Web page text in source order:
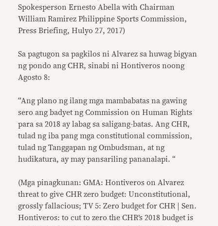
Spokesperson Ernesto Abella with Chairman
William Ramirez Philippine Sports Commission,
Press Briefing, Hulyo 27, 2017)
Sa pagtugon sa pagkilos ni Alvarez sa huwag bigyan
ng pondo ang CHR, sinabi ni Hontiveros noong
Agosto 8:
“Ang plano ng ilang mga mambabatas na gawing
sero ang badyet ng Commission on Human Rights
para sa 2018 ay labag sa saligang-batas. Ang CHR,
tulad ng iba pang mga constitutional commission,
tulad ng Tanggapan ng Ombudsman, at ng
hudikatura, ay may pansariling pananalapi. “
(Mga pinagkunan: GMA: Hontiveros on Alvarez
threat to give CHR zero budget: Unconstitutional,
grossly fallacious; TV 5: Zero budget for CHR | Sen.
Hontiveros: to cut to zero the CHR’s 2018 budget is